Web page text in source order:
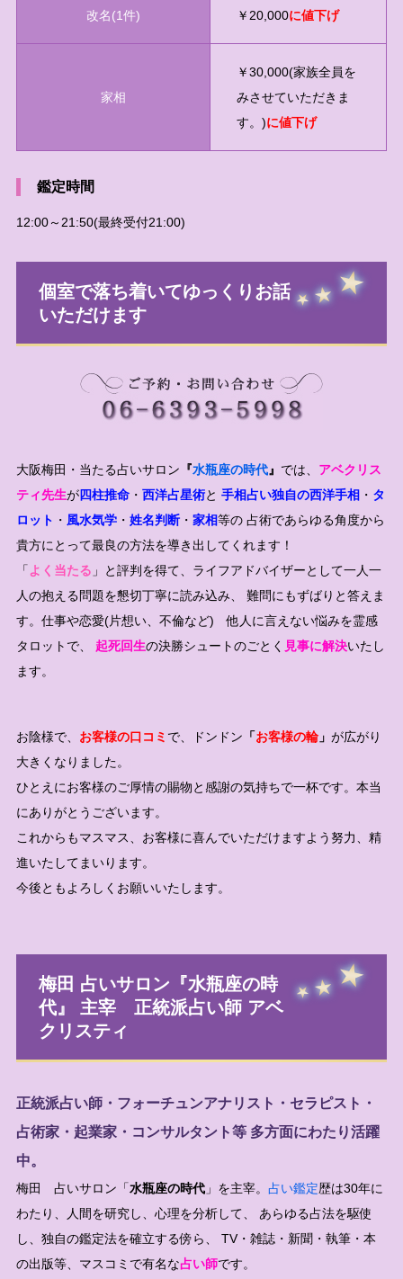
改名(1件) ￥20,000に値下げ
家相
￥30,000(家族全員を
みさせていただきま
す。)に値下げ
鑑定時間
12:00～21:50(最終受付21:00)
個室で落ち着いてゆっくりお話
いただけます
大阪梅田・当たる占いサロン 『水瓶座の時代』 では、 アベクリス
ティ先生が四柱推命・ 西洋占星術と 手相占い独自の西洋手相 ・ タ
ロット ・ 風水気学・ 姓名判断・ 家相等の 占術であらゆる角度から
貴方にとって最良の方法を導き出してくれます！
「 よく当たる 」と評判を得て、ライフアドバイザーとして一人一
人の抱える問題を懇切丁寧に読み込み、 難問にもずばりと答えま
す。仕事や恋愛(片想い、不倫など) 他人に言えない悩みを霊感
タロットで、
起死回生の決勝シュートのごとく 見事に解決いたし
ます。
お陰様で、 お客様の口コミ で、ドンドン 「お客様の輪」 が広がり
大きくなりました。
ひとえにお客様のご厚情の賜物と感謝の気持ちで一杯です。本当
にありがとうございます。
これからもマスマス、お客様に喜んでいただけますよう努力、精
進いたしてまいります。
今後ともよろしくお願いいたします。
梅田 占いサロン『水瓶座の時
代』 主宰 正統派占い師 アベ
クリスティ
正統派占い師・フォーチュンアナリスト・セラピスト・
占術家・起業家・コンサルタント等 多方面にわたり活躍
中。
梅田 占いサロン「水瓶座の時代」を主宰。 占い鑑定歴は30年に
わたり、人間を研究し、心理を分析して、 あらゆる占法を駆使
し、独自の鑑定法を確立する傍ら、 TV・雑誌・新聞・執筆・本
の出版等、マスコミで有名な占い師です。